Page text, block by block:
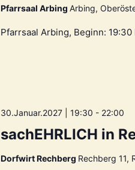
Pfarrsaal Arbing Arbing,
Pfarrsaal Arbing, Beginn:
sachEHRLICH in
30.Januar.2027 | 19:30 - 22:00
Dorfwirt Rechberg Rechberg 11,